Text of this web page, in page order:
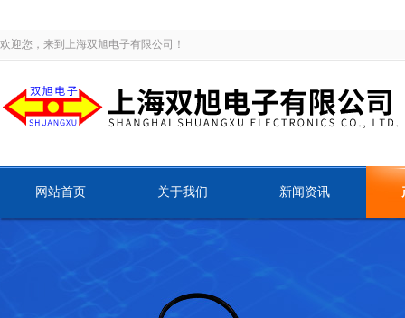
欢迎您，来到上海双旭电子有限公司！
网站首页 关于我们 新闻资讯